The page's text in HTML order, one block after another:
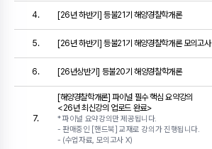
4. [26년 하반기] 등불21기 해양경찰학개론
5. [26년 하반기] 등불21기 해양경찰학개론 모의고사
6. [26년상반기] 등불20기 해양경찰학개론
7.
[해양경찰학개론] 파이널 필수 핵심 요약강의
<26년 최신강의 업로드 완료>
* 파이널 요약강의만 제공됩니다.
- 판매중인 [핸드북] 교재로 강의가 진행됩니다.
- (수업자료, 모의고사 X)